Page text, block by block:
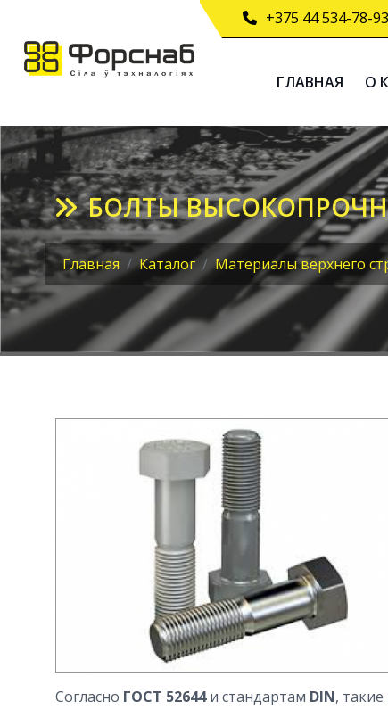
+375 44 534-78-93
ГЛАВНАЯ О
БОЛТЫ
Главная Каталог Материалы верхнего
Согласно ГОСТ 52644и стандартам DIN,